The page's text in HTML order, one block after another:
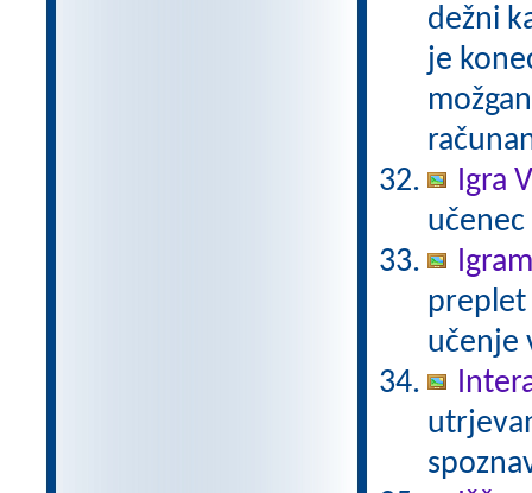
dežni
je
Igra
učenec
preplet
učenje